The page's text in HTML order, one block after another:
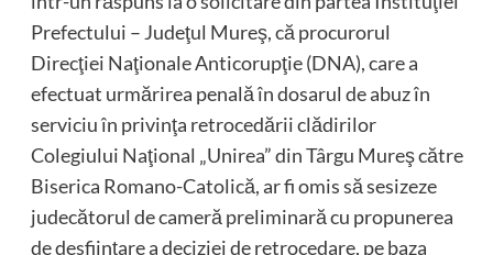
Prefectului – Judeţul Mureş, că procurorul
Direcţiei Naţionale Anticorupţie (DNA), care a
efectuat urmărirea penală în dosarul de abuz în
serviciu în privinţa retrocedării clădirilor
Colegiului Naţional „Unirea” din Târgu Mureş către
Biserica Romano-Catolică, ar fi omis să sesizeze
judecătorul de cameră preliminară cu propunerea
de desfiinţare a deciziei de retrocedare, pe baza